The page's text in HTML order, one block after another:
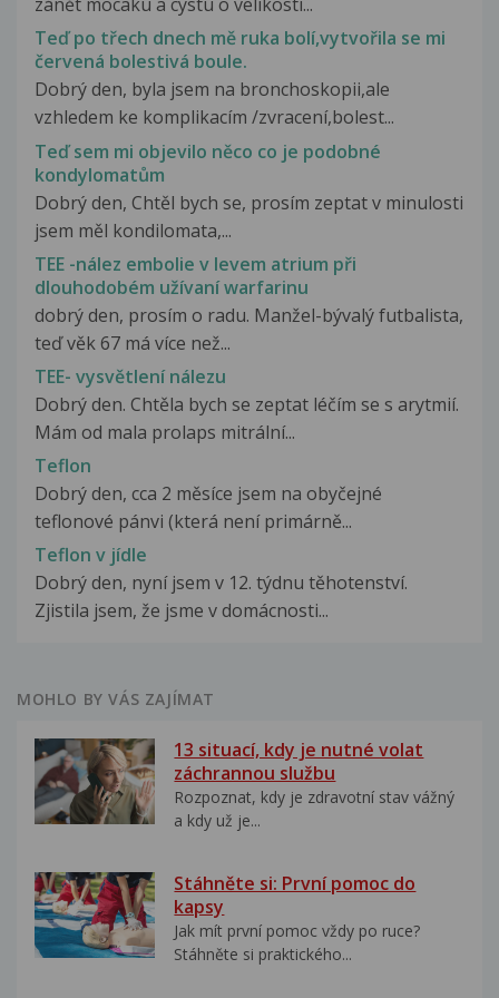
Teď po třech dnech mě ruka bolí,vytvořila se mi
červená bolestivá boule.
Dobrý den, byla jsem na bronchoskopii,ale
vzhledem ke komplikacím /zvracení,bolest...
Teď sem mi objevilo něco co je podobné
kondylomatům
Dobrý den, Chtěl bych se, prosím zeptat v minulosti
jsem měl kondilomata,...
TEE -nález embolie v levem atrium při
dlouhodobém užívaní warfarinu
dobrý den, prosím o radu. Manžel-bývalý futbalista,
teď věk 67 má více než...
TEE- vysvětlení nálezu
Dobrý den. Chtěla bych se zeptat léčím se s arytmií.
Mám od mala prolaps mitrální...
Teflon
Dobrý den, cca 2 měsíce jsem na obyčejné
teflonové pánvi (která není primárně...
Teflon v jídle
Dobrý den, nyní jsem v 12. týdnu těhotenství.
Zjistila jsem, že jsme v domácnosti...
MOHLO BY VÁS ZAJÍMAT
13 situací, kdy je nutné volat
záchrannou službu
Rozpoznat, kdy je zdravotní stav vážný
a kdy už je...
Stáhněte si: První pomoc do
kapsy
Jak mít první pomoc vždy po ruce?
Stáhněte si praktického...